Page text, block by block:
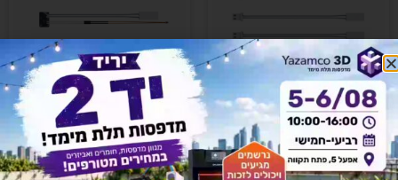
אזל זמנית
Bambu Lab FAH001 – C – 3
Ceramic heater for Hotend
אזל זמנית
Bambu Lab FAH001 – CT
Ceramic Heater and Hotend